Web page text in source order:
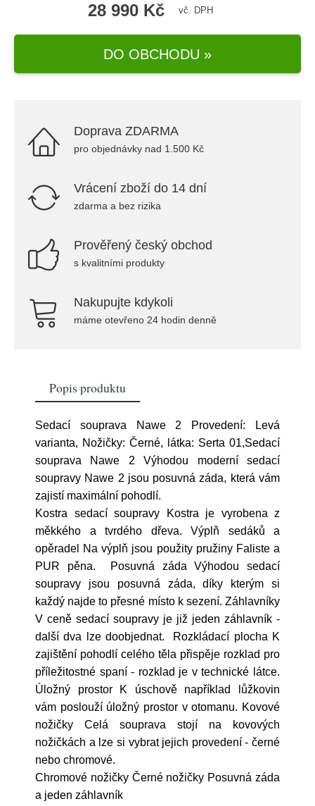
28 990 Kč vč. DPH
DO OBCHODU »
Doprava ZDARMA
pro objednávky nad 1.500 Kč
Vrácení zboží do 14 dní
zdarma a bez rizika
Prověřený český obchod
s kvalitními produkty
Nakupujte kdykoli
máme otevřeno 24 hodin denně
Popis produktu
Sedací souprava Nawe 2 Provedení: Levá
varianta, Nožičky: Černé, látka: Serta 01,Sedací
souprava Nawe 2 Výhodou moderní sedací
soupravy Nawe 2 jsou posuvná záda, která vám
zajistí maximální pohodlí.
Kostra sedací soupravy Kostra je vyrobena z
měkkého a tvrdého dřeva. Výplň sedáků a
opěradel Na výplň jsou použity pružiny Faliste a
PUR pěna. Posuvná záda Výhodou sedací
soupravy jsou posuvná záda, díky kterým si
každý najde to přesné místo k sezení. Záhlavníky
V ceně sedací soupravy je již jeden záhlavník -
další dva lze doobjednat. Rozkládací plocha K
zajištění pohodlí celého těla přispěje rozklad pro
příležitostné spaní - rozklad je v technické látce.
Úložný prostor K úschově například lůžkovin
vám poslouží úložný prostor v otomanu. Kovové
nožičky Celá souprava stojí na kovových
nožičkách a lze si vybrat jejich provedení - černé
nebo chromové.
Chromové nožičky Černé nožičky Posuvná záda
a jeden záhlavník